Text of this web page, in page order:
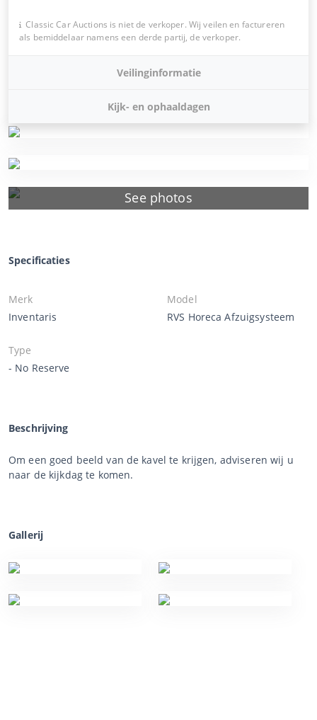
See photos
Classic Car Auctions is niet de verkoper. Wij veilen en factureren
als bemiddelaar namens een derde partij, de verkoper.
Veilinginformatie
Kijk- en ophaaldagen
Specificaties
Merk
Inventaris
Model
RVS Horeca Afzuigsysteem
Type
- No Reserve
Beschrijving
Om een goed beeld van de kavel te krijgen, adviseren wij u
naar de kijkdag te komen.
Gallerij